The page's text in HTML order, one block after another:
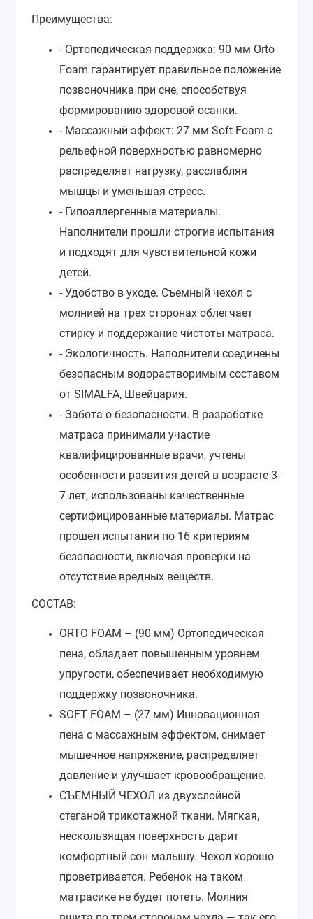
Преимущества:
- Ортопедическая поддержка: 90 мм Orto
Foam гарантирует правильное положение
позвоночника при сне, способствуя
формированию здоровой осанки.
- Массажный эффект: 27 мм Soft Foam с
рельефной поверхностью равномерно
распределяет нагрузку, расслабляя
мышцы и уменьшая стресс.
- Гипоаллергенные материалы.
Наполнители прошли строгие испытания
и подходят для чувствительной кожи
детей.
- Удобство в уходе. Съемный чехол с
молнией на трех сторонах облегчает
стирку и поддержание чистоты матраса.
- Экологичность. Наполнители соединены
безопасным водорастворимым составом
от SIMALFA, Швейцария.
- Забота о безопасности. В разработке
матраса принимали участие
квалифицированные врачи, учтены
особенности развития детей в возрасте 3-
7 лет, использованы качественные
сертифицированные материалы. Матрас
прошел испытания по 16 критериям
безопасности, включая проверки на
отсутствие вредных веществ.
СОСТАВ:
ORTO FOAM – (90 мм) Ортопедическая
пена, обладает повышенным уровнем
упругости, обеспечивает необходимую
поддержку позвоночника.
SOFT FOAM – (27 мм) Инновационная
пена с массажным эффектом, снимает
мышечное напряжение, распределяет
давление и улучшает кровообращение.
СЪЕМНЫЙ ЧЕХОЛ из двухслойной
стеганой трикотажной ткани. Мягкая,
нескользящая поверхность дарит
комфортный сон малышу. Чехол хорошо
проветривается. Ребенок на таком
матрасике не будет потеть. Молния